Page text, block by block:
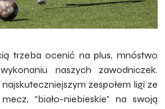
trzeba ocenić na plus, mnóstwo
naszych zawodniczek.
zespołem ligi ze
"biało-niebieskie" na swoją